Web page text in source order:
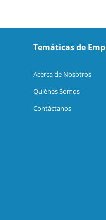
Temáticas de
Acerca de Nosotros
Quiénes Somos
Contáctanos